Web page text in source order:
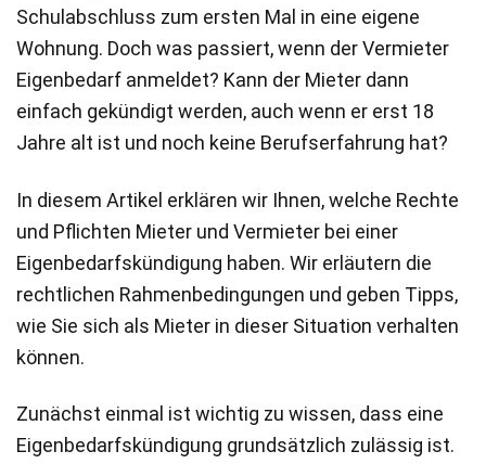
Schulabschluss zum ersten Mal in eine eigene
Wohnung. Doch was passiert, wenn der Vermieter
Eigenbedarf anmeldet? Kann der Mieter dann
einfach gekündigt werden, auch wenn er erst 18
Jahre alt ist und noch keine Berufserfahrung hat?
In diesem Artikel erklären wir Ihnen, welche Rechte
und Pflichten Mieter und Vermieter bei einer
Eigenbedarfskündigung haben. Wir erläutern die
rechtlichen Rahmenbedingungen und geben Tipps,
wie Sie sich als Mieter in dieser Situation verhalten
können.
Zunächst einmal ist wichtig zu wissen, dass eine
Eigenbedarfskündigung grundsätzlich zulässig ist.